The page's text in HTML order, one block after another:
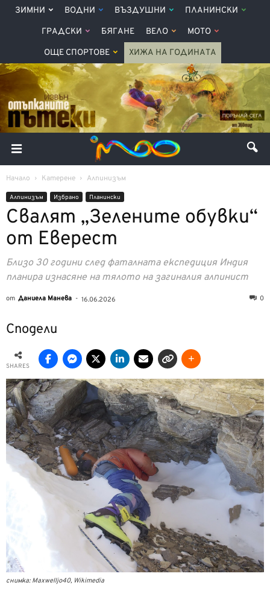
ЗИМНИ ВОДНИ ВЪЗДУШНИ ПЛАНИНСКИ
ГРАДСКИ БЯГАНЕ ВЕЛО МОТО
ОЩЕ СПОРТОВЕ ХИЖА НА ГОДИНАТА
Начало Катерене Алпинизъм
Алпинизъм Избрано Планински
Свалят „Зелените обувки“
от Еверест
Близо 30 години след фаталната експедиция Индия
планира изнасяне на тялото на загиналия алпинист
от Даниела Манева - 16.06.2026 0
Сподели
SHARES
снимка: Maxwelljo40, Wikimedia